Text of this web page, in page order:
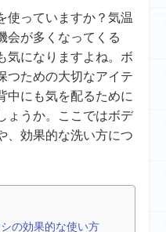
使っていますか？気温
会が多くなってくる
気になりますよね。ボ
つための大切なアイテ
中にも気を配るために
ょうか。ここではボデ
、効果的な洗い方につ
の効果的な使い方